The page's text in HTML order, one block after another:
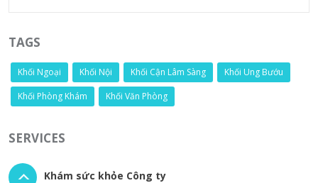
TAGS
Khối Ngoại Khối Nội Khối Cận Lâm Sàng
Khối Ung Bướu
Khối Phòng Khám
Khối Văn Phòng
SERVICES
Khám sức khỏe Công ty